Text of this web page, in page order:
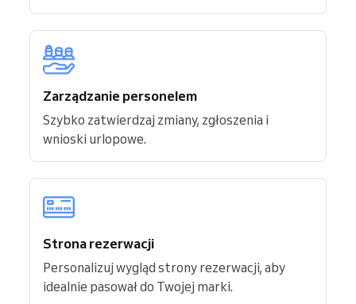
Zarządzanie personelem
Szybko zatwierdzaj zmiany, zgłoszenia i
wnioski urlopowe.
Strona rezerwacji
Personalizuj wygląd strony rezerwacji, aby
idealnie pasował do Twojej marki.